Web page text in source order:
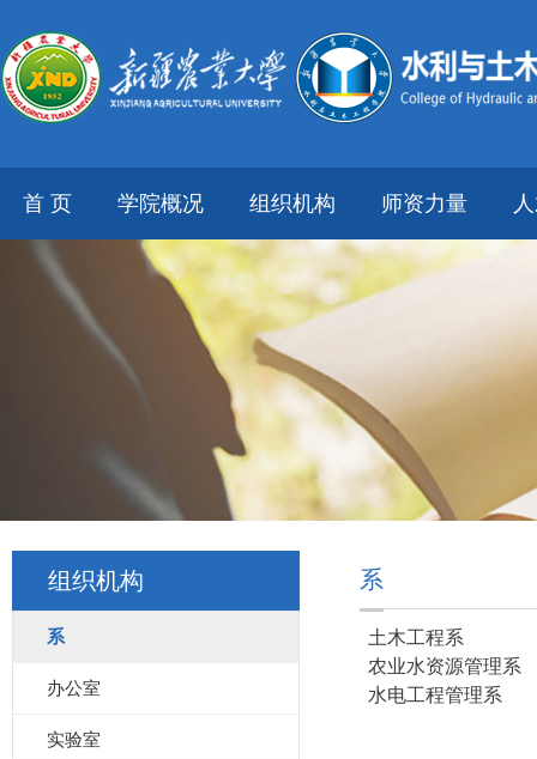
首 页 学院概况 组织机构 师资力量
组织机构
系
办公室
实验室
系
土木工程系
农业水资源管理系
水电工程管理系